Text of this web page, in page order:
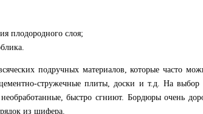
плодородного слоя;
подручных материалов, которые часто
стружечные плиты, доски и т.д. На выбор
быстро сгниют. Бордюры очень
из шифера.